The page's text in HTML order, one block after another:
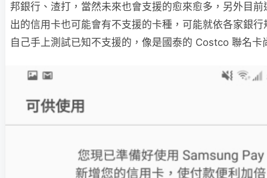
邦銀行、渣打，當然未來也會支援的愈來愈多，另外目前
出的信用卡也可能會有不支援的卡種，可能就依各家銀
自己手上測試已知不支援的，像是國泰的 Costco 聯名卡